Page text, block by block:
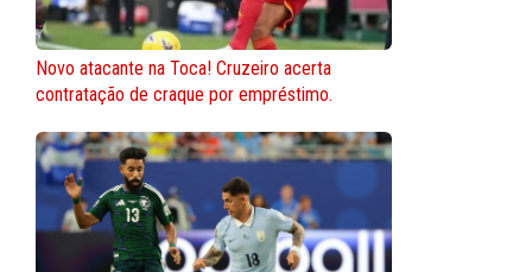
Novo atacante na Toca! Cruzeiro acerta
contratação de craque por empréstimo.